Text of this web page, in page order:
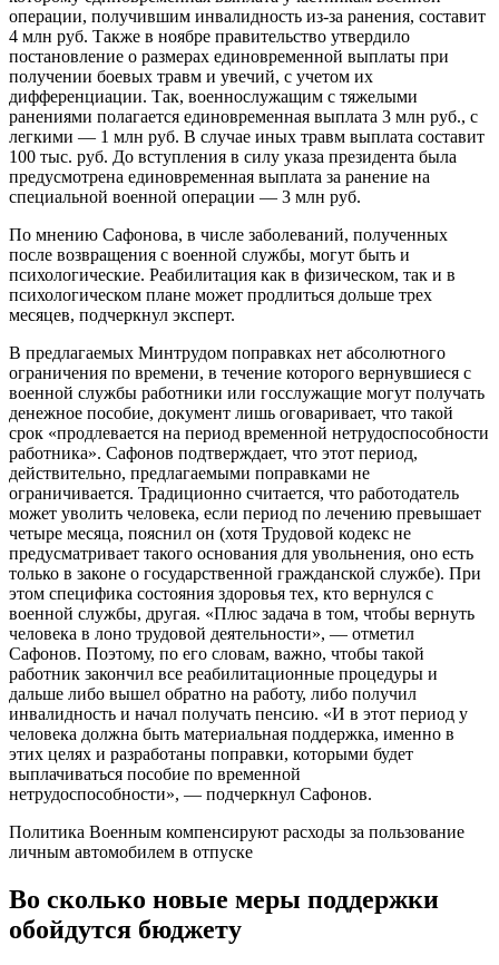
операции, получившим инвалидность из-за ранения, составит
4 млн руб. Также в ноябре правительство утвердило
постановление о размерах единовременной выплаты при
получении боевых травм и увечий, с учетом их
дифференциации. Так, военнослужащим с тяжелыми
ранениями полагается единовременная выплата 3 млн руб., с
легкими — 1 млн руб. В случае иных травм выплата составит
100 тыс. руб. До вступления в силу указа президента была
предусмотрена единовременная выплата за ранение на
специальной военной операции — 3 млн руб.
По мнению Сафонова, в числе заболеваний, полученных
после возвращения с военной службы, могут быть и
психологические. Реабилитация как в физическом, так и в
психологическом плане может продлиться дольше трех
месяцев, подчеркнул эксперт.
В предлагаемых Минтрудом поправках нет абсолютного
ограничения по времени, в течение которого вернувшиеся с
военной службы работники или госслужащие могут получать
денежное пособие, документ лишь оговаривает, что такой
срок «продлевается на период временной нетрудоспособности
работника». Сафонов подтверждает, что этот период,
действительно, предлагаемыми поправками не
ограничивается. Традиционно считается, что работодатель
может уволить человека, если период по лечению превышает
четыре месяца, пояснил он (хотя Трудовой кодекс не
предусматривает такого основания для увольнения, оно есть
только в законе о государственной гражданской службе). При
этом специфика состояния здоровья тех, кто вернулся с
военной службы, другая. «Плюс задача в том, чтобы вернуть
человека в лоно трудовой деятельности», — отметил
Сафонов. Поэтому, по его словам, важно, чтобы такой
работник закончил все реабилитационные процедуры и
дальше либо вышел обратно на работу, либо получил
инвалидность и начал получать пенсию. «И в этот период у
человека должна быть материальная поддержка, именно в
этих целях и разработаны поправки, которыми будет
выплачиваться пособие по временной
нетрудоспособности», — подчеркнул Сафонов.
Политика Военным компенсируют расходы за пользование
личным автомобилем в отпуске
Во сколько новые меры поддержки
обойдутся бюджету